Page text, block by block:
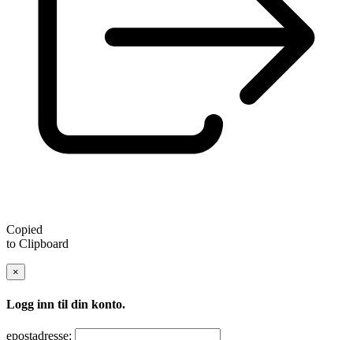
Copied
to Clipboard
×
Logg inn til din konto.
epostadresse: